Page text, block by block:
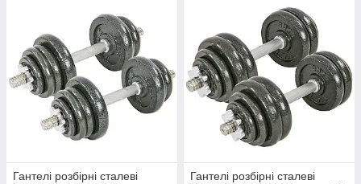
Гантелі розбірні сталеві
Гантелі розбірні сталеві